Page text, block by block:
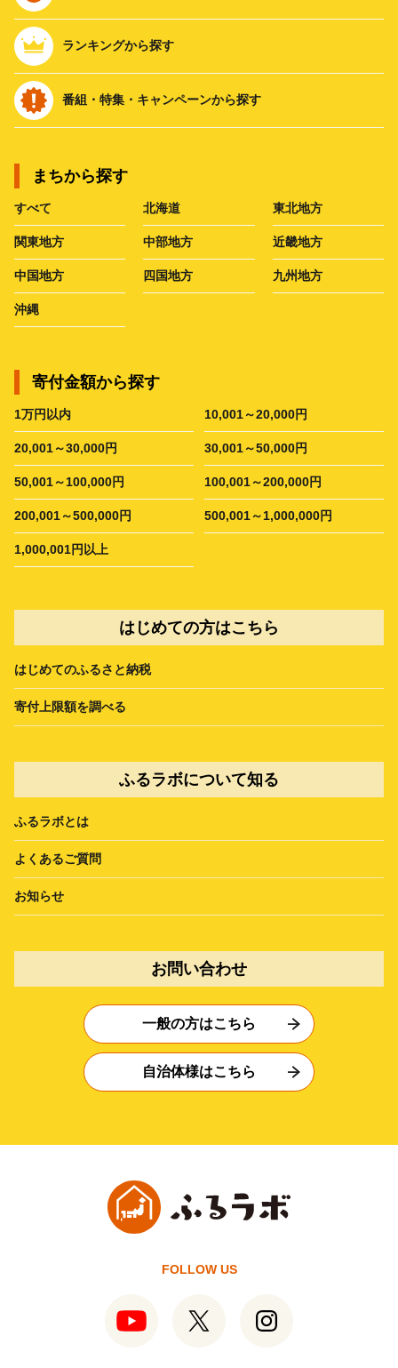
ランキングから探す
番組・特集・キャンペーンから探す
まちから探す
すべて 北海道 東北地方
関東地方 中部地方 近畿地方
中国地方 四国地方 九州地方
沖縄
寄付金額から探す
1万円以内 10,001～20,000円
20,001～30,000円 30,001～50,000円
50,001～100,000円 100,001～200,000円
200,001～500,000円 500,001～1,000,000円
1,000,001円以上
はじめての方はこちら
はじめてのふるさと納税
寄付上限額を調べる
ふるラボについて知る
ふるラボとは
よくあるご質問
お知らせ
お問い合わせ
一般の方はこちら
自治体様はこちら
FOLLOW US